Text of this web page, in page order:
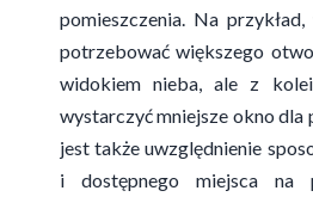
pomieszczenia. Na
potrzebować większego
widokiem nieba, ale z
wystarczyć mniejsze okno
jest także uwzględnienie
i dostępnego miejsca na